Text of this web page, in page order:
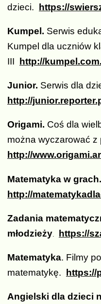
dzieci.
https://
Kumpel. Serwis
Kumpel dla uczniów
III
http://
Junior. Serwis dla
http://
Origami. Coś dla
można wyczarować z
http://
Matematyka w grach.
http://
Zadania
młodzieży
https://
Matematyka. Filmy
matematykę.
https://
Angielski dla dzieci